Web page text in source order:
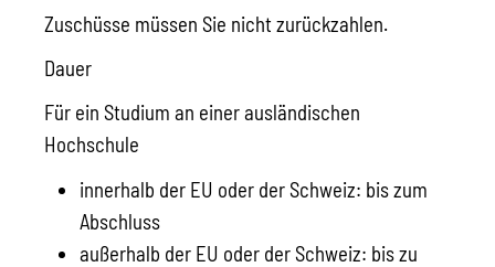
Zuschüsse müssen Sie nicht zurückzahlen.
Dauer
Für ein Studium an einer ausländischen
Hochschule
innerhalb der EU oder der Schweiz: bis zum
Abschluss
außerhalb der EU oder der Schweiz: bis zu